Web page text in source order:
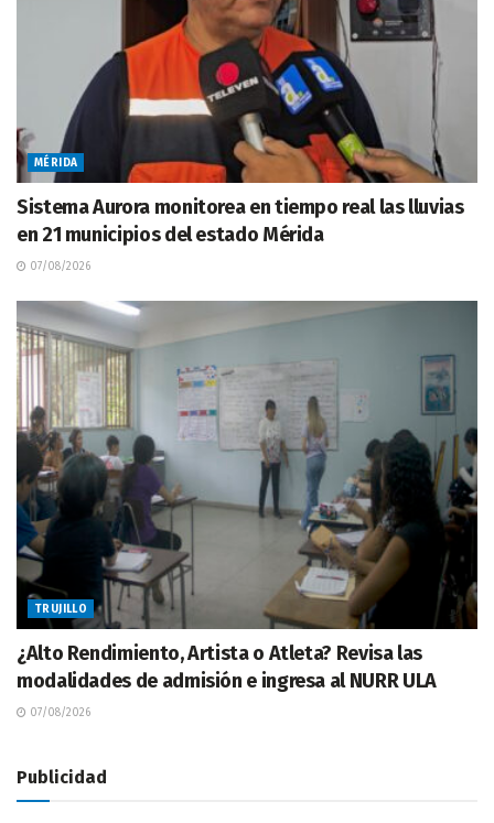
MÉRIDA
Sistema Aurora monitorea en tiempo real las lluvias
en 21 municipios del estado Mérida
07/08/2026
TRUJILLO
¿Alto Rendimiento, Artista o Atleta? Revisa las
modalidades de admisión e ingresa al NURR ULA
07/08/2026
Publicidad